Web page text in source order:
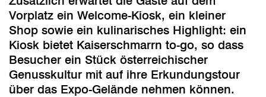
Vorplatz ein Welcome-Kiosk, ein kleiner
Shop sowie ein kulinarisches Highlight: ein
Kiosk bietet Kaiserschmarrn to-go, so dass
Besucher ein Stück österreichischer
Genusskultur mit auf ihre Erkundungstour
über das Expo-Gelände nehmen können.